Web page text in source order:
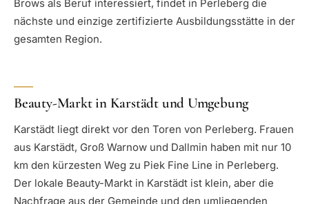
Brows als Beruf interessiert, findet in Perleberg die
nächste und einzige zertifizierte Ausbildungsstätte in der
gesamten Region.
Beauty-Markt in Karstädt und Umgebung
Karstädt liegt direkt vor den Toren von Perleberg. Frauen
aus Karstädt, Groß Warnow und Dallmin haben mit nur 10
km den kürzesten Weg zu Piek Fine Line in Perleberg.
Der lokale Beauty-Markt in Karstädt ist klein, aber die
Nachfrage aus der Gemeinde und den umliegenden